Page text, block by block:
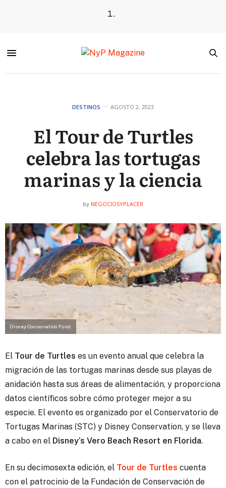
DESTINOS AGOSTO 2, 2023
El Tour de Turtles
celebra las tortugas
marinas y la ciencia
by NEGOCIOSYPLACER
Disney Conservation Fund.
El Tour de Turtles es un evento anual que celebra la
migración de las tortugas marinas desde sus playas de
anidación hasta sus áreas de alimentación, y proporciona
datos científicos sobre cómo proteger mejor a su
especie. El evento es organizado por el Conservatorio de
Tortugas Marinas (STC) y Disney Conservation, y se lleva
a cabo en el Disney’s Vero Beach Resort en Florida.
En su decimosexta edición, el Tour de Turtles cuenta
con el patrocinio de la Fundación de Conservación de